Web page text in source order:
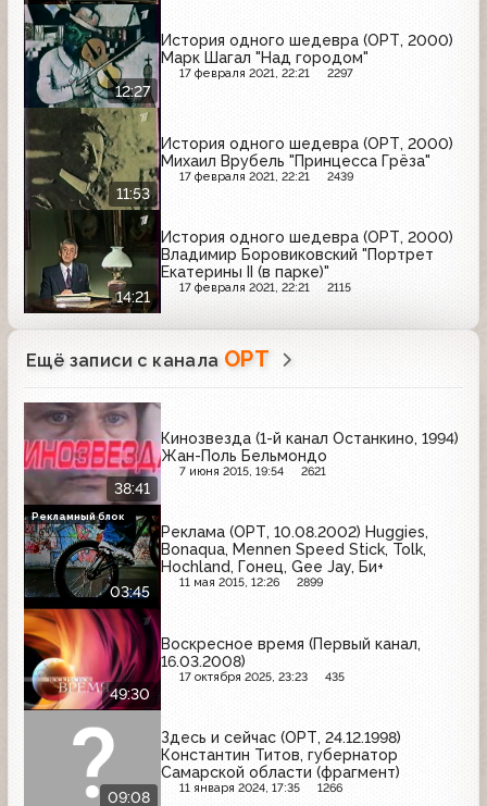
12:27
История одного шедевра (ОРТ, 2000)
Марк Шагал "Над городом"
17 февраля 2021, 22:21 2297
11:53
История одного шедевра (ОРТ, 2000)
Михаил Врубель "Принцесса Грёза"
17 февраля 2021, 22:21 2439
14:21
История одного шедевра (ОРТ, 2000)
Владимир Боровиковский "Портрет
Екатерины II (в парке)"
17 февраля 2021, 22:21 2115
Ещё записи с канала ОРТ
38:41
Кинозвезда (1-й канал Останкино, 1994)
Жан-Поль Бельмондо
7 июня 2015, 19:54 2621
03:45
Реклама (ОРТ, 10.08.2002) Huggies,
Bonaqua, Mennen Speed Stick, Tolk,
Hochland, Гонец, Gee Jay, Би+
11 мая 2015, 12:26 2899
Рекламный блок
49:30
Воскресное время (Первый канал,
16.03.2008)
17 октября 2025, 23:23 435
09:08
Здесь и сейчас (ОРТ, 24.12.1998)
Константин Титов, губернатор
Самарской области (фрагмент)
11 января 2024, 17:35 1266